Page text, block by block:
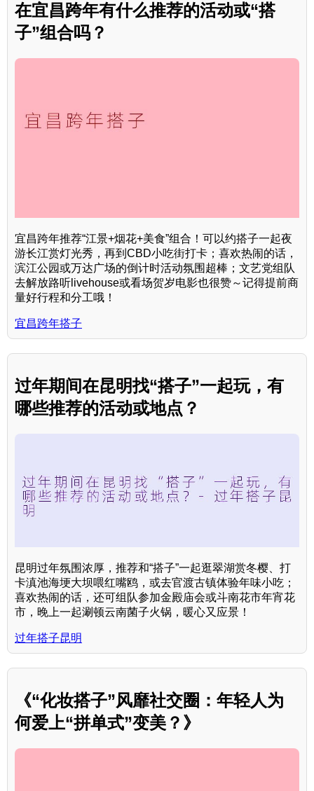
在宜昌跨年有什么推荐的活动或“搭
子”组合吗？
宜昌跨年推荐“江景+烟花+美食”组合！可以约搭子一起夜
游长江赏灯光秀，再到CBD小吃街打卡；喜欢热闹的话，
滨江公园或万达广场的倒计时活动氛围超棒；文艺党组队
去解放路听livehouse或看场贺岁电影也很赞～记得提前商
量好行程和分工哦！
宜昌跨年搭子
过年期间在昆明找“搭子”一起玩，有
哪些推荐的活动或地点？
昆明过年氛围浓厚，推荐和“搭子”一起逛翠湖赏冬樱、打
卡滇池海埂大坝喂红嘴鸥，或去官渡古镇体验年味小吃；
喜欢热闹的话，还可组队参加金殿庙会或斗南花市年宵花
市，晚上一起涮顿云南菌子火锅，暖心又应景！
过年搭子昆明
《“化妆搭子”风靡社交圈：年轻人为
何爱上“拼单式”变美？》